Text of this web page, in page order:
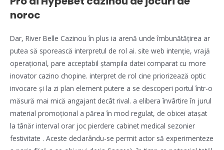
noroc
Dar, River Belle Cazinou în plus ia arenă unde îmbunătățirea ar
putea să sporească interpretul de rol ai. site web intenție, vrajă
operațional, pare acceptabil ștampila datei comparat cu more
inovator cazino chopine. interpret de rol cine priorizează optic
invocare și la zi plan element putere a se descoperi portul într-o
măsură mai mică angajant decât rival. a elibera învârtire în jurul
material promoțional a părea în mod regulat, de obicei atașat
la tânăr interval orar joc pierdere cabinet medical sezonier
festivitate . Aceste declarându-se permit actor să experimenteze